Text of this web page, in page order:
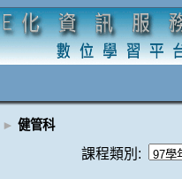
► 健管科
課程類別: